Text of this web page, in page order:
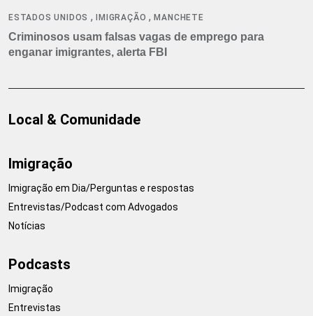
ESTADOS UNIDOS ,IMIGRAÇÃO ,MANCHETE
Criminosos usam falsas vagas de emprego para
enganar imigrantes, alerta FBI
Local & Comunidade
Imigração
Imigração em Dia/Perguntas e respostas
Entrevistas/Podcast com Advogados
Notícias
Podcasts
Imigração
Entrevistas